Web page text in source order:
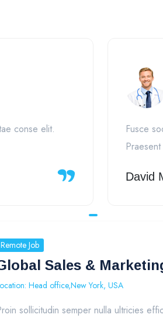
conse elit.
Fusce
David
Remote Job
Sales &
Head office,New York, USA
sollicitudin semper nulla ultricies